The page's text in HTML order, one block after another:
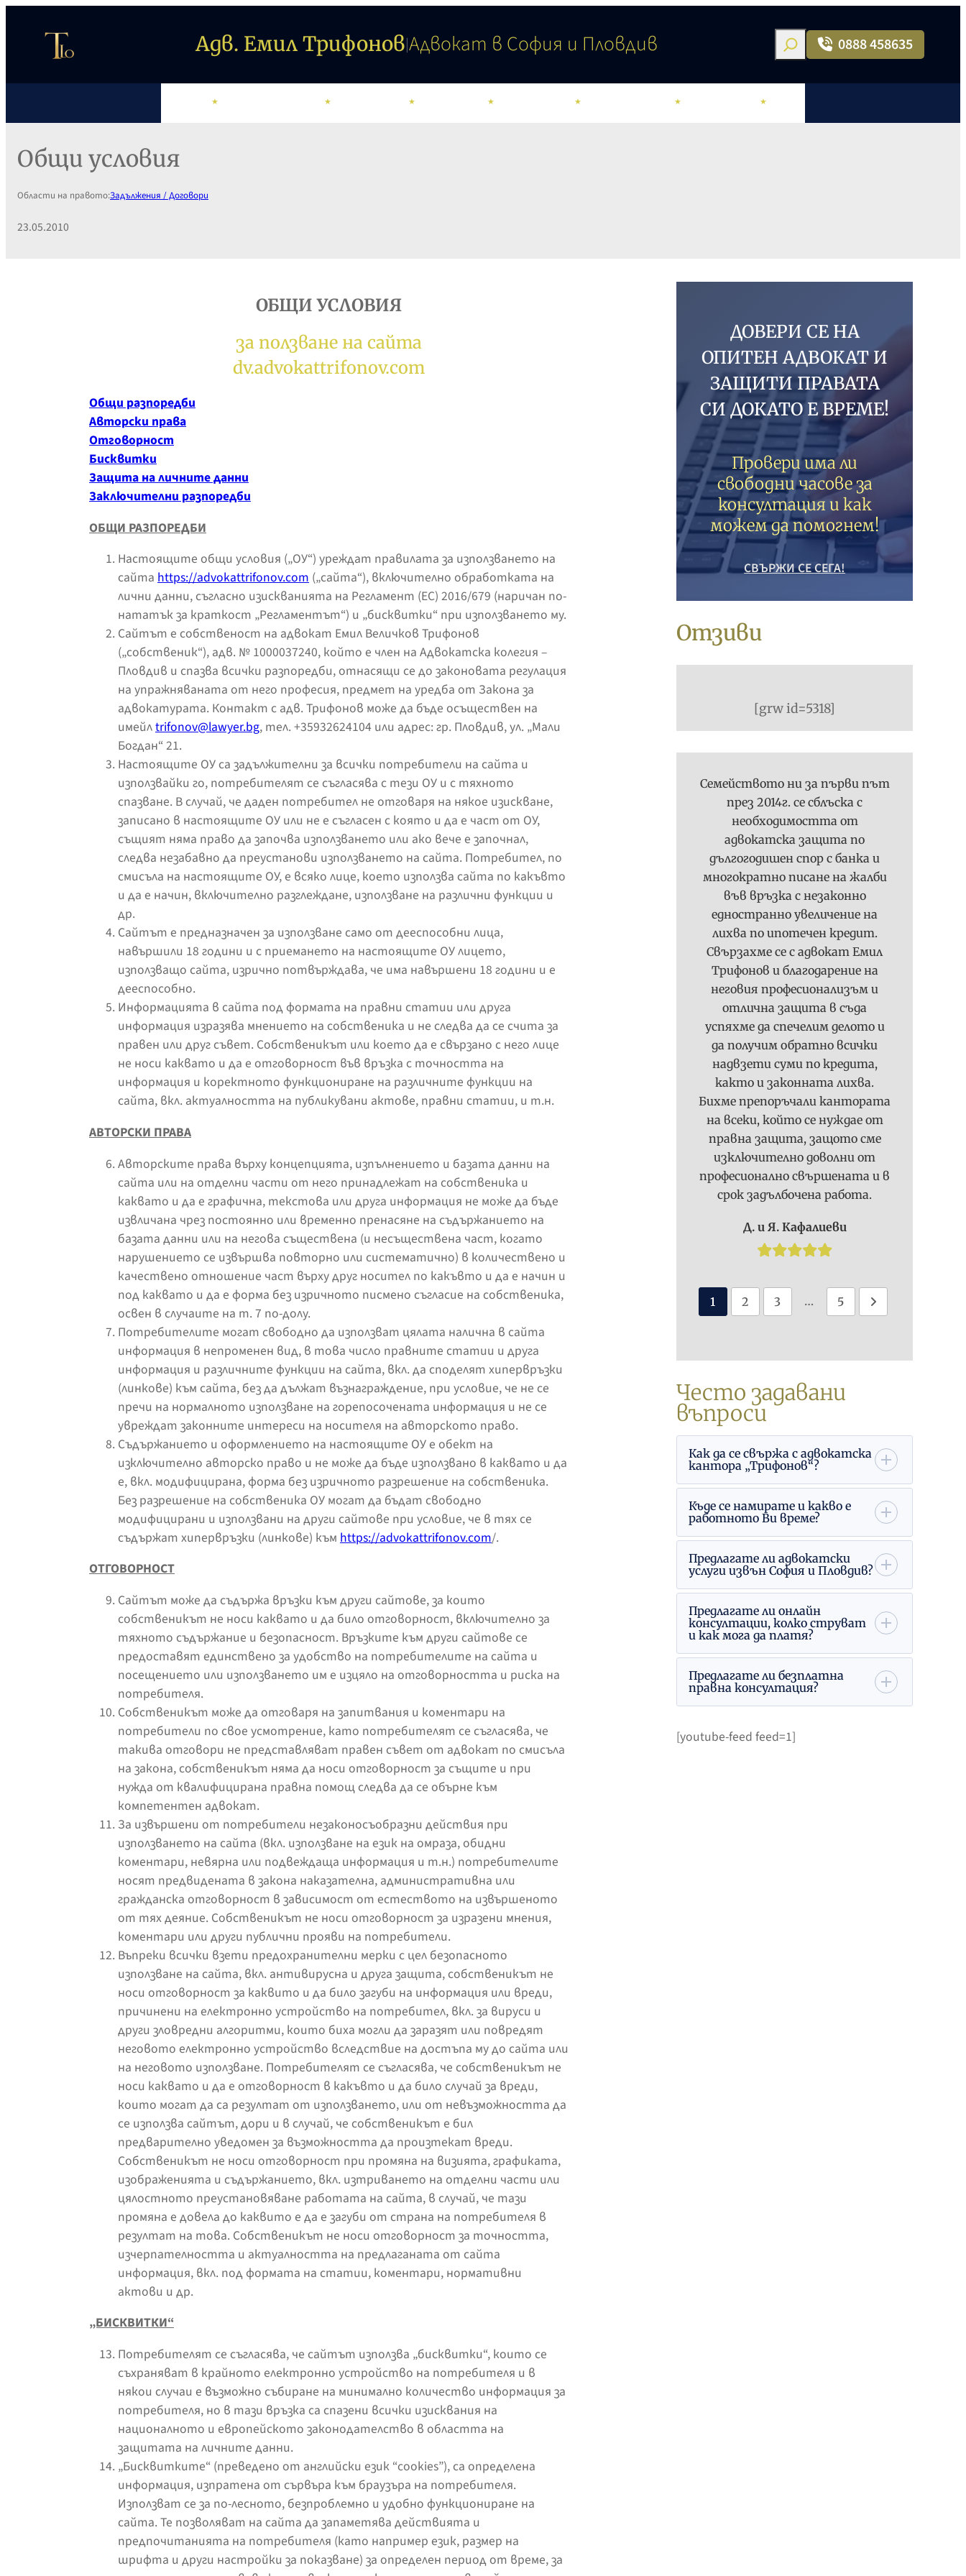
съдържанието
Адв. Емил Трифонов|Адвокат в София и Пловдив Search
0888 458635
Общи условия
Области на правото:Задължения / Договори
23.05.2010
ОБЩИ УСЛОВИЯ
за ползване на сайта
dv.advokattrifonov.com
Общи разпоредби
Авторски права
Отговорност
Бисквитки
Защита на личните данни
Заключителни разпоредби
ОБЩИ РАЗПОРЕДБИ
Настоящите общи условия („ОУ“) уреждат правилата за използването на
сайта https://advokattrifonov.com („сайта“), включително обработката на
лични данни, съгласно изискванията на Регламент (ЕС) 2016/679 (наричан по-
нататък за краткост „Регламентът“) и „бисквитки“ при използването му.
Сайтът е собственост на адвокат Емил Величков Трифонов
(„собственик“), адв. № 1000037240, който е член на Адвокатска колегия –
Пловдив и спазва всички разпоредби, отнасящи се до законовата регулация
на упражняваната от него професия, предмет на уредба от Закона за
адвокатурата. Контакт с адв. Трифонов може да бъде осъществен на
имейлtrifonov@lawyer.bg, тел. +35932624104 или адрес: гр. Пловдив, ул. „Мали
Богдан“ 21.
Настоящите ОУ са задължителни за всички потребители на сайта и
използвайки го, потребителят се съгласява с тези ОУ и с тяхното
спазване. В случай, че даден потребител не отговаря на някое изискване,
записано в настоящите ОУ или не е съгласен с която и да е част от ОУ,
същият няма право да започва използването или ако вече е започнал,
следва незабавно да преустанови използването на сайта. Потребител, по
смисъла на настоящите ОУ, е всяко лице, което използва сайта по какъвто
и да е начин, включително разглеждане, използване на различни функции и
др.
Сайтът е предназначен за използване само от дееспособни лица,
навършили 18 години и с приемането на настоящите ОУ лицето,
използващо сайта, изрично потвърждава, че има навършени 18 години и е
дееспособно.
Информацията в сайта под формата на правни статии или друга
информация изразява мнението на собственика и не следва да се счита за
правен или друг съвет. Собственикът или което да е свързано с него лице
не носи каквато и да е отговорност във връзка с точността на
информация и коректното функциониране на различните функции на
сайта, вкл. актуалността на публикувани актове, правни статии, и т.н.
АВТОРСКИ ПРАВА
Авторските права върху концепцията, изпълнението и базата данни на
сайта или на отделни части от него принадлежат на собственика и
каквато и да е графична, текстова или друга информация не може да бъде
извличана чрез постоянно или временно пренасяне на съдържанието на
базата данни или на негова съществена (и несъществена част, когато
нарушението се извършва повторно или систематично) в количествено и
качествено отношение част върху друг носител по какъвто и да е начин и
под каквато и да е форма без изричното писмено съгласие на собственика,
освен в случаите на т. 7 по-долу.
Потребителите могат свободно да използват цялата налична в сайта
информация в непроменен вид, в това число правните статии и друга
информация и различните функции на сайта, вкл. да споделят хипервръзки
(линкове) към сайта, без да дължат възнаграждение, при условие, че не се
пречи на нормалното използване на горепосочената информация и не се
увреждат законните интереси на носителя на авторското право.
Съдържанието и оформлението на настоящите ОУ е обект на
изключително авторско право и не може да бъде използвано в каквато и да
е, вкл. модифицирана, форма без изричното разрешение на собственика.
Без разрешение на собственика ОУ могат да бъдат свободно
модифицирани и използвани на други сайтове при условие, че в тях се
съдържат хипервръзки (линкове) към https://advokattrifonov.com/.
ОТГОВОРНОСТ
Сайтът може да съдържа връзки към други сайтове, за които
собственикът не носи каквато и да било отговорност, включително за
тяхното съдържание и безопасност. Връзките към други сайтове се
предоставят единствено за удобство на потребителите на сайта и
посещението или използването им е изцяло на отговорността и риска на
потребителя.
Собственикът може да отговаря на запитвания и коментари на
потребители по свое усмотрение, като потребителят се съгласява, че
такива отговори не представляват правен съвет от адвокат по смисъла
на закона, собственикът няма да носи отговорност за същите и при
нужда от квалифицирана правна помощ следва да се обърне към
компетентен адвокат.
За извършени от потребители незаконосъобразни действия при
използването на сайта (вкл. използване на език на омраза, обидни
коментари, невярна или подвеждаща информация и т.н.) потребителите
носят предвидената в закона наказателна, административна или
гражданска отговорност в зависимост от естеството на извършеното
от тях деяние. Собственикът не носи отговорност за изразени мнения,
коментари или други публични прояви на потребители.
Въпреки всички взети предохранителни мерки с цел безопасното
използване на сайта, вкл. антивирусна и друга защита, собственикът не
носи отговорност за каквито и да било загуби на информация или вреди,
причинени на електронно устройство на потребител, вкл. за вируси и
други зловредни алгоритми, които биха могли да заразят или повредят
неговото електронно устройство вследствие на достъпа му до сайта или
на неговото използване. Потребителят се съгласява, че собственикът не
носи каквато и да е отговорност в какъвто и да било случай за вреди,
които могат да са резултат от използването, или от невъзможността да
се използва сайтът, дори и в случай, че собственикът е бил
предварително уведомен за възможността да произтекат вреди.
Собственикът не носи отговорност при промяна на визията, графиката,
изображенията и съдържанието, вкл. изтриването на отделни части или
цялостното преустановяване работата на сайта, в случай, че тази
промяна е довела до каквито е да е загуби от страна на потребителя в
резултат на това. Собственикът не носи отговорност за точността,
изчерпателността и актуалността на предлаганата от сайта
информация, вкл. под формата на статии, коментари, нормативни
актови и др.
„БИСКВИТКИ“
Потребителят се съгласява, че сайтът използва „бисквитки“, които се
съхраняват в крайното електронно устройство на потребителя и в
някои случаи е възможно събиране на минимално количество информация за
потребителя, но в тази връзка са спазени всички изисквания на
националното и европейското законодателство в областта на
защитата на личните данни.
„Бисквитките“ (преведено от английски език “cookies”), са определена
информация, изпратена от сървъра към браузъра на потребителя.
Използват се за по-лесното, безпроблемно и удобно функциониране на
сайта. Те позволяват на сайта да запаметява действията и
предпочитанията на потребителя (като например език, размер на
шрифта и други настройки за показване) за определен период от време, за
ДОВЕРИ СЕ НА
ОПИТЕН АДВОКАТ И
ЗАЩИТИ ПРАВАТА
СИ ДОКАТО Е ВРЕМЕ!
Провери има ли
свободни часове за
консултация и как
можем да помогнем!
СВЪРЖИ СЕ СЕГА!
Отзиви
[grw id=5318]
Семейството ни за първи път
през 2014г. се сблъска с
необходимостта от
адвокатска защита по
дългогодишен спор с банка и
многократно писане на жалби
във връзка с незаконно
едностранно увеличение на
лихва по ипотечен кредит.
Свързахме се с адвокат Емил
Трифонов и благодарение на
неговия професионализъм и
отлична защита в съда
успяхме да спечелим делото и
да получим обратно всички
надвзети суми по кредита,
както и законната лихва.
Бихме препоръчали кантората
на всеки, който се нуждае от
правна защита, защото сме
изключително доволни от
професионално свършената и в
срок задълбочена работа.
Д. и Я. Кафалиеви
1 2 3 … 5
Често задавани
въпроси
Как да се свържа с адвокатска
кантора „Трифонов“?
Къде се намирате и какво е
работното Ви време?
Предлагате ли адвокатски
услуги извън София и Пловдив?
Предлагате ли онлайн
консултации, колко струват
и как мога да платя?
Предлагате ли безплатна
правна консултация?
[youtube-feed feed=1]